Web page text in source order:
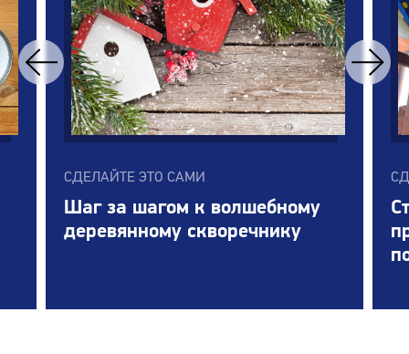
СДЕЛАЙТЕ ЭТО САМИ
Шаг за шагом к волшебному
деревянному скворечнику